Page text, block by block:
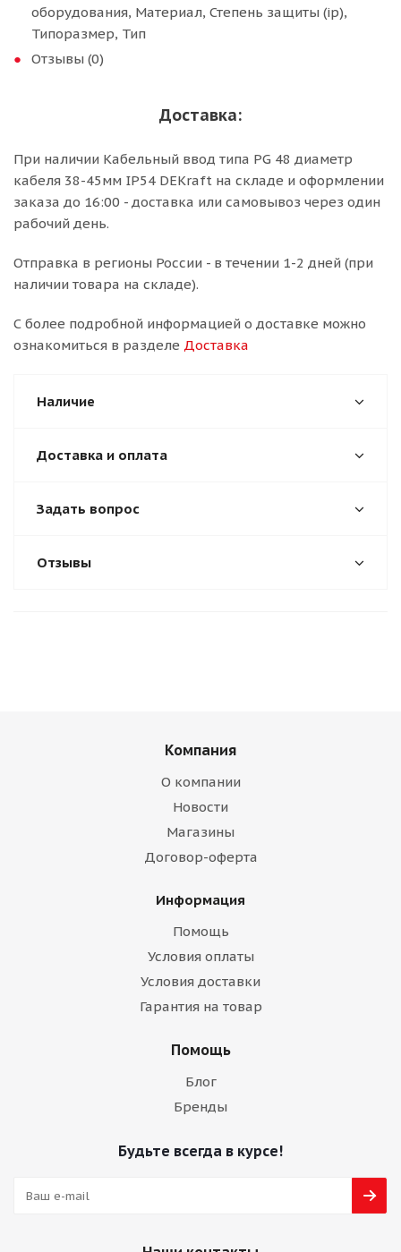
оборудования, Материал, Степень защиты (ip),
Типоразмер, Тип
Отзывы (0)
Доставка:
При наличии Кабельный ввод типа PG 48 диаметр
кабеля 38-45мм IP54 DEKraft на складе и оформлении
заказа до 16:00 - доставка или самовывоз через один
рабочий день.
Отправка в регионы России - в течении 1-2 дней (при
наличии товара на складе).
С более подробной информацией о доставке можно
ознакомиться в разделе Доставка
Наличие
Доставка и оплата
Задать вопрос
Отзывы
Компания
О компании
Новости
Магазины
Договор-оферта
Информация
Помощь
Условия оплаты
Условия доставки
Гарантия на товар
Помощь
Блог
Бренды
Будьте всегда в курсе!